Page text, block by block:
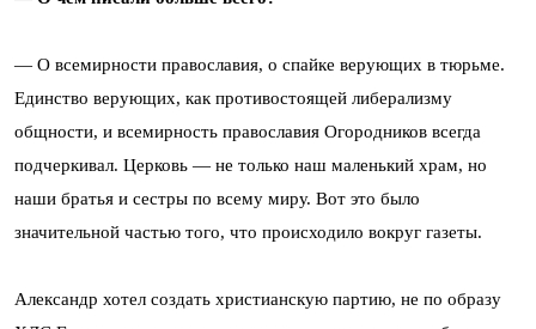
— О всемирности православия, о спайке верующих в тюрьме.
Единство верующих, как противостоящей либерализму
общности, и всемирность православия Огородников всегда
подчеркивал. Церковь — не только наш маленький храм, но
наши братья и сестры по всему миру. Вот это было
значительной частью того, что происходило вокруг газеты.
Александр хотел создать христианскую партию, не по образу